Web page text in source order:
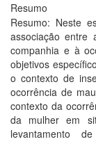
Resumo
Resumo: Neste
associação entre
companhia e à
objetivos
o contexto de
ocorrência de
contexto da
da mulher em
levantamento